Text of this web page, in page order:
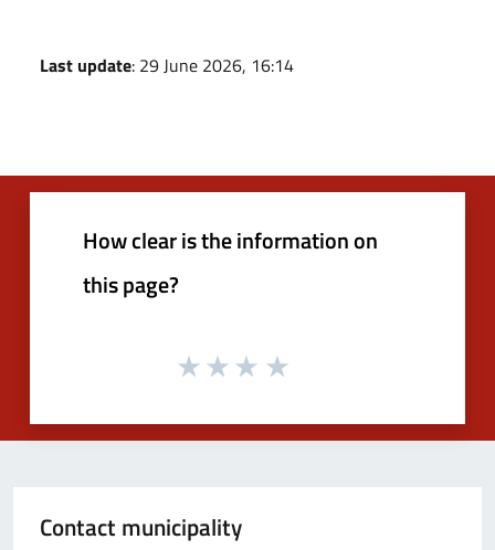
Last update: 29 June 2026, 16:14
How clear is the information on
this page?
Contact municipality